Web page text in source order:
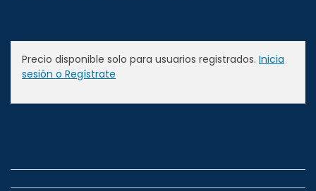
Precio disponible solo para usuarios registrados. Inicia
sesión o Regístrate